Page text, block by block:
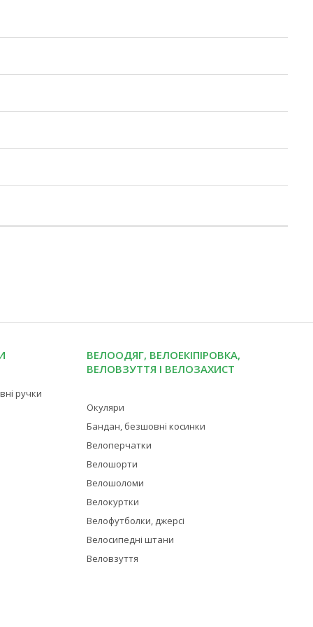
ручки
ВЕЛООДЯГ, ВЕЛОЕКІПІРОВКА,
ВЕЛОВЗУТТЯ І ВЕЛОЗАХИСТ
Окуляри
Бандан, безшовні косинки
Велоперчатки
Велошорти
Велошоломи
Велокуртки
Велофутболки, джерсі
Велосипедні штани
Веловзуття